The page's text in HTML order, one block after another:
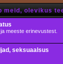
meid, olevikus
meeste erinevustest.
seksuaalsus